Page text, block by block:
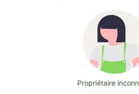
Propriétaire